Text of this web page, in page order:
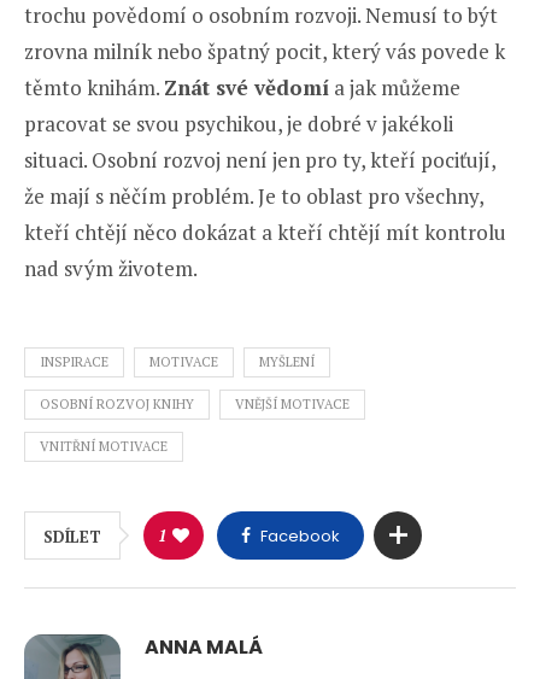
trochu povědomí o osobním rozvoji. Nemusí to být
zrovna milník nebo špatný pocit, který vás povede k
těmto knihám. Znát své vědomí a jak můžeme
pracovat se svou psychikou, je dobré v jakékoli
situaci. Osobní rozvoj není jen pro ty, kteří pociťují,
že mají s něčím problém. Je to oblast pro všechny,
kteří chtějí něco dokázat a kteří chtějí mít kontrolu
nad svým životem.
INSPIRACE MOTIVACE MYŠLENÍ
OSOBNÍ ROZVOJ KNIHY VNĚJŠÍ MOTIVACE
VNITŘNÍ MOTIVACE
SDÍLET 1 Facebook
ANNA MALÁ